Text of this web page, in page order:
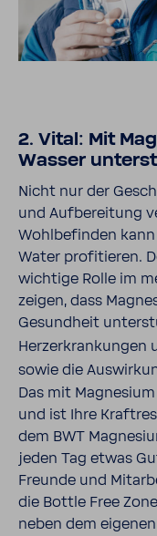
2. Vital: Mit
Wasser
Nicht nur der
und Aufbereitung
Wohlbefinden
Water profitieren.
wichtige Rolle im
zeigen, dass
Gesundheit
Herzerkrankungen
sowie die
Das mit
und ist Ihre
dem BWT
jeden Tag etwas
Freunde und
die Bottle Free
neben dem